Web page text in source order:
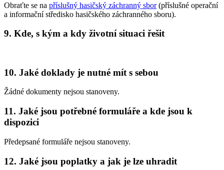
Obraťte se na příslušný hasičský záchranný sbor(příslušné operační
a informační středisko hasičského záchranného sboru).
9. Kde, s kým a kdy životní situaci řešit
10. Jaké doklady je nutné mít s sebou
Žádné dokumenty nejsou stanoveny.
11. Jaké jsou potřebné formuláře a kde jsou k
dispozici
Předepsané formuláře nejsou stanoveny.
12. Jaké jsou poplatky a jak je lze uhradit